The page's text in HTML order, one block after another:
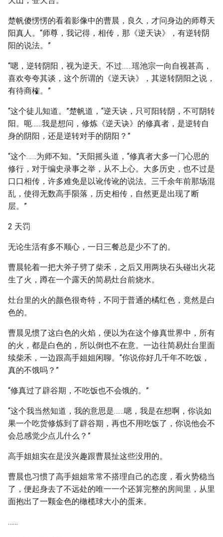
楚帆傻愣愣的看着影像中的曹晨，良久，才问身边的师尊天
阳真人。“师尊，我记得，相传，那《逆天诀》，有逆转阴
阳的说法。”
“嗯，逆转阴阳，视为逆天。不过……瑶池宗一向自视甚高，
喜欢夸夸其谈，这个所谓的《逆天诀》，其逆转阴阳之说，
有待商榷。”
“这个徒儿知道。”楚帆道，“逆天诀，只可阳转阴，不可阴转
阳。呃……我是想问，修炼《逆天诀》的修真者，是逆转自
身的阴阳，还是逆转对手的阴阳？”
“这个……为师不知。”天阳摇头道，“修真者大多一门心思的
修行，对于编史录事之举，从不上心。大多历史，也不过是
口口相传，许多难免是以讹传讹的说法。三千余年前那场混
乱，使得无数高手陨落，历史相传，自然更是出现了断
层。”
2 天罚
无论生活有多不顺心，一日三餐总是少不了的。
曹晨轮着一把大斧子劈了柴禾，之后又用两块石头碰出火花
生了火，蹲在一个露天的简易灶台前烧水。
灶台里的火的颜色很奇特，不同于普通的橘红色，竟然是白
色的。
曹晨见惯了这白色的火焰，便以为在这个修真世界中，所有
的火，都是白色的，所以倒也不在意。一边往简易灶台里面
续柴禾，一边跟高手姐姐闲聊。“你说你好几千年不吃饭，
真的不饿吗？”
“修真过了辟谷期，不吃饭也不会饿的。”
“这个我当然知道，我的意思是……嗯，我是在想啊，你说如
果一个吃货修炼到了辟谷期，再也不用吃饭了，你说他会不
会总感觉少点儿什么？”
高手姐姐实在是没兴趣跟曹晨扯这些没用的。
曹晨也习惯了高手姐姐常常不搭理自己的态度，看火势稳当
了，便起身去了不远处的唯一一个还算完整的房间里，从里
面抱出了一颗金色的橄榄球大小的蛋来。
……